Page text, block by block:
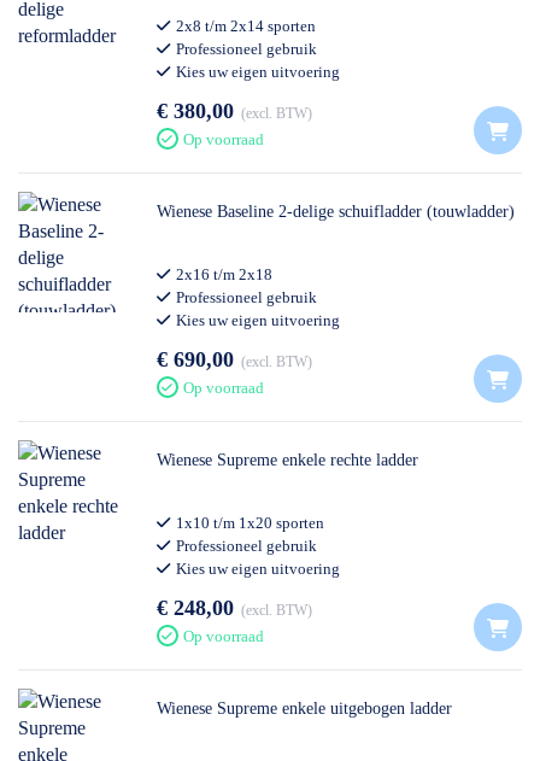
2x8 t/m 2x14 sporten
Professioneel gebruik
Kies uw eigen uitvoering
€ 380,00 excl. BTW
Op voorraad
Wienese Baseline 2-delige schuifladder (touwladder)
2x16 t/m 2x18
Professioneel gebruik
Kies uw eigen uitvoering
€ 690,00 excl. BTW
Op voorraad
Wienese Supreme enkele rechte ladder
1x10 t/m 1x20 sporten
Professioneel gebruik
Kies uw eigen uitvoering
€ 248,00 excl. BTW
Op voorraad
Wienese Supreme enkele uitgebogen ladder